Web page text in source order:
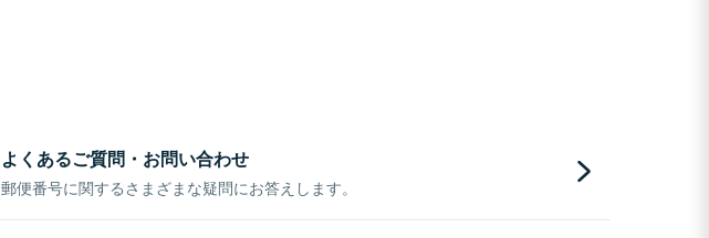
よくあるご質問・お問い合わせ
郵便番号に関するさまざまな疑問にお答えします。